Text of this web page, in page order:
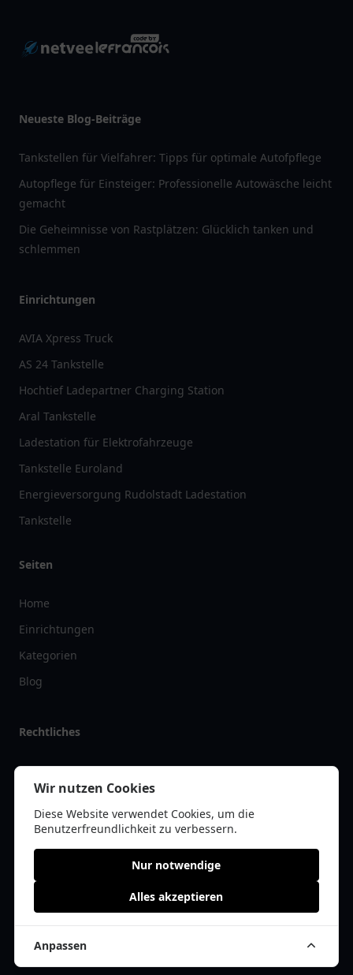
Neueste Blog-Beiträge
Tankstellen für Vielfahrer: Tipps für optimale Autofpflege
Autopflege für Einsteiger: Professionelle Autowäsche leicht
gemacht
Die Geheimnisse von Rastplätzen: Glücklich tanken und
schlemmen
Einrichtungen
AVIA Xpress Truck
AS 24 Tankstelle
Hochtief Ladepartner Charging Station
Aral Tankstelle
Ladestation für Elektrofahrzeuge
Tankstelle Euroland
Energieversorgung Rudolstadt Ladestation
Tankstelle
Seiten
Home
Einrichtungen
Kategorien
Blog
Rechtliches
Impressum
Datenschutz
Kontakt
© 2026 tanklist.de | Alle Rechte vorbehalten | * =Affiliate-Links /
Cookie Einwilligung anpassen
Wir nutzen Cookies
Diese Website verwendet Cookies, um die
Benutzerfreundlichkeit zu verbessern.
Nur notwendige
Alles akzeptieren
Anpassen